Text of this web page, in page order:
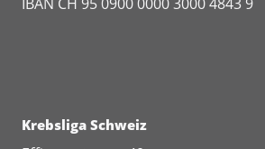
Krebsliga Schweiz